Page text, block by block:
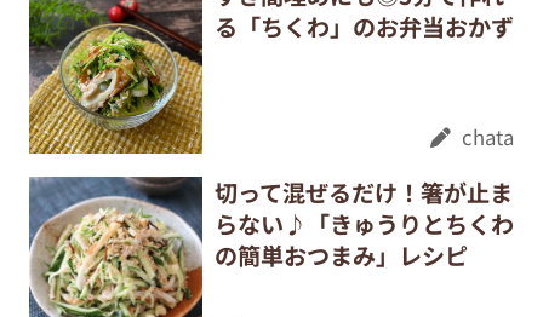
る「ちくわ」のお弁当おかず
chata
切って混ぜるだけ！箸が止ま
らない♪「きゅうりとちくわ
の簡単おつまみ」レシピ